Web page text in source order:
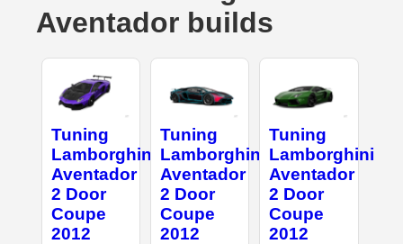
Aventador builds
Tuning
Lamborghini
Aventador
2 Door
Coupe
2012
Tuning
Lamborghini
Aventador
2 Door
Coupe
2012
Tuning
Lamborghini
Aventador
2 Door
Coupe
2012